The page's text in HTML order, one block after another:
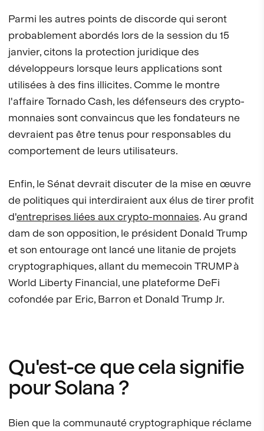
Parmi les autres points de discorde qui seront
probablement abordés lors de la session du 15
janvier, citons la protection juridique des
développeurs lorsque leurs applications sont
utilisées à des fins illicites. Comme le montre
l'affaire Tornado Cash, les défenseurs des crypto-
monnaies sont convaincus que les fondateurs ne
devraient pas être tenus pour responsables du
comportement de leurs utilisateurs.
Enfin, le Sénat devrait discuter de la mise en œuvre
de politiques qui interdiraient aux élus de tirer profit
d'entreprises liées aux crypto-monnaies. Au grand
dam de son opposition, le président Donald Trump
et son entourage ont lancé une litanie de projets
cryptographiques, allant du memecoin TRUMP à
World Liberty Financial, une plateforme DeFi
cofondée par Eric, Barron et Donald Trump Jr.
Qu'est-ce que cela signifie
pour Solana ?
Bien que la communauté cryptographique réclame